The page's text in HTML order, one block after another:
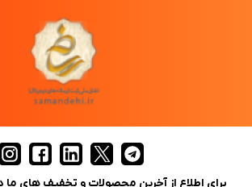
برای اطلاع از آخرین محصولات و تخفیف های ما